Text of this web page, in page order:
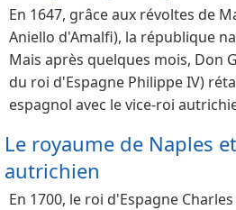
En 1647, grâce aux révoltes de
Aniello d'Amalfi), la république
Mais après quelques mois, Don
du roi d'Espagne Philippe IV)
espagnol avec le vice-roi
Le royaume de Naples
autrichien
En 1700, le roi d'Espagne